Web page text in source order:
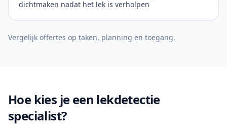
dichtmaken nadat het lek is verholpen
Vergelijk offertes op taken, planning en toegang.
Hoe kies je een lekdetectie
specialist?